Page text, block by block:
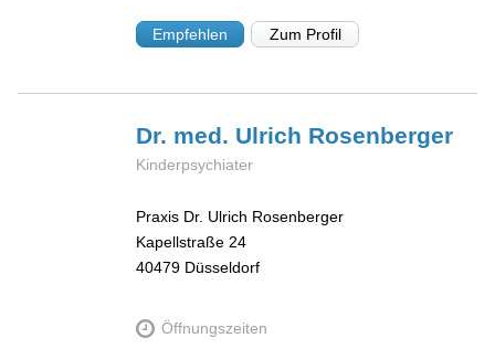
Empfehlen Zum Profil
Dr. med. Ulrich Rosenberger
Kinderpsychiater
Praxis Dr. Ulrich Rosenberger
Kapellstraße 24
40479 Düsseldorf
Öffnungszeiten